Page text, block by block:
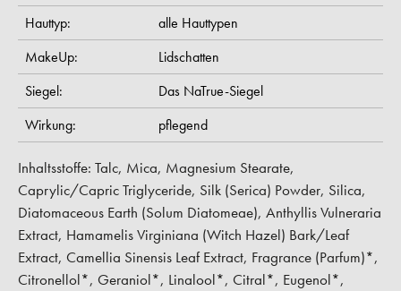
Hauttyp:
alle Hauttypen
MakeUp:
Lidschatten
Siegel:
Das NaTrue-Siegel
Wirkung:
pflegend
Inhaltsstoffe: Talc, Mica, Magnesium Stearate,
Caprylic/Capric Triglyceride, Silk (Serica) Powder, Silica,
Diatomaceous Earth (Solum Diatomeae), Anthyllis Vulneraria
Extract, Hamamelis Virginiana (Witch Hazel) Bark/Leaf
Extract, Camellia Sinensis Leaf Extract, Fragrance (Parfum)*,
Citronellol*, Geraniol*, Linalool*, Citral*, Eugenol*,